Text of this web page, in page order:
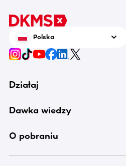
Polska
Działaj
Dawka wiedzy
O pobraniu